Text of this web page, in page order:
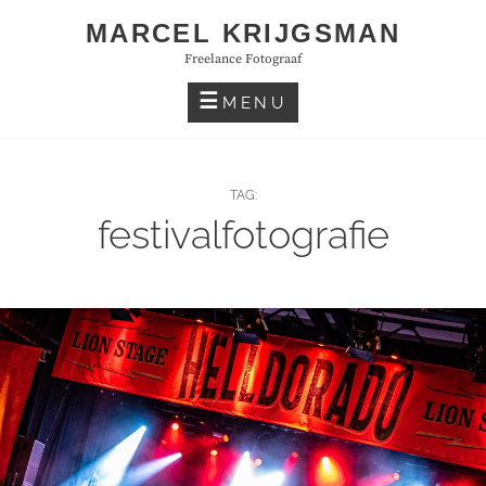
MARCEL KRIJGSMAN
Freelance Fotograaf
MENU
TAG:
festivalfotografie